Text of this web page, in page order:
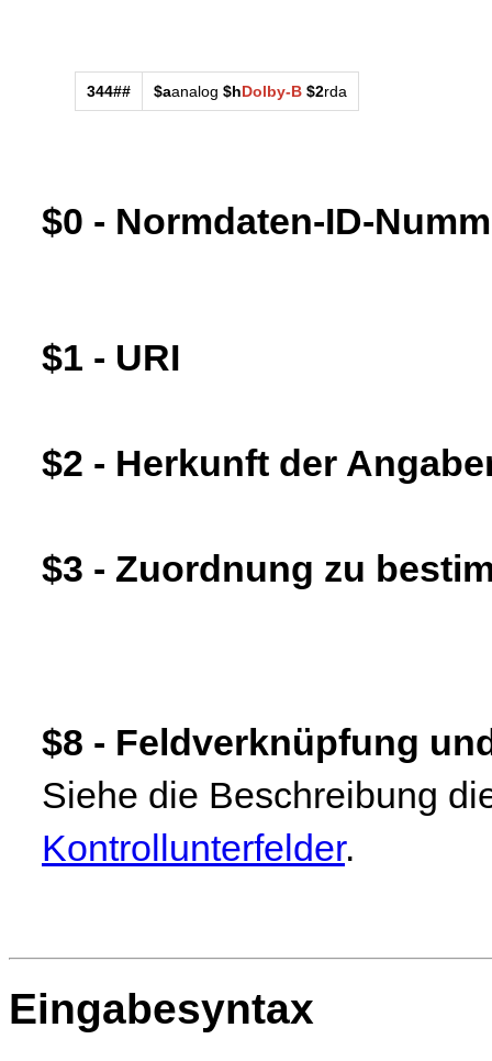
344## $aanalog $hDolby-B $2rda
$0 - Normdaten-ID-
$1 - URI
$2 - Herkunft der
$3 - Zuordnung zu
$8 - Feldverknüpfung
Siehe die Beschreibung
Kontrollunterfelder.
Eingabesyntax